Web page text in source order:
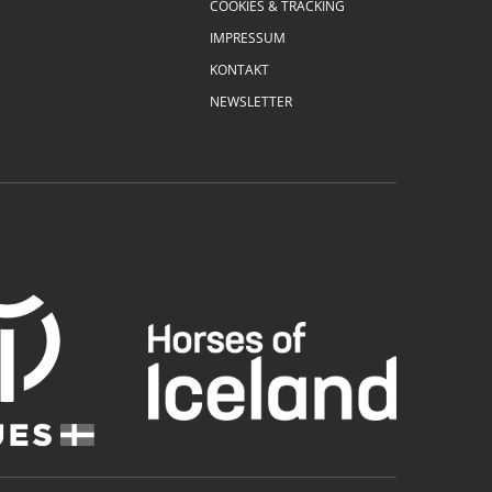
COOKIES & TRACKING
IMPRESSUM
KONTAKT
NEWSLETTER